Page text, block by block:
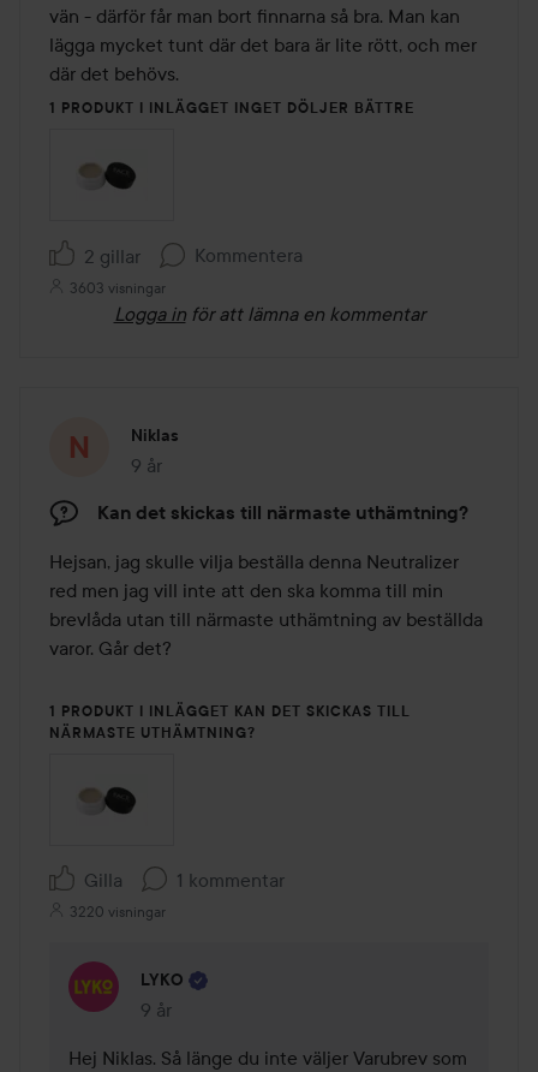
vän - därför får man bort finnarna så bra. Man kan
lägga mycket tunt där det bara är lite rött, och mer
där det behövs.
1 PRODUKT I INLÄGGET INGET DÖLJER BÄTTRE
2 gillar Kommentera
3603 visningar
Logga in för att lämna en kommentar
Niklas
9 år
Inlägget skapades 9 år
Kan det skickas till närmaste uthämtning?
Hejsan, jag skulle vilja beställa denna Neutralizer
red men jag vill inte att den ska komma till min
brevlåda utan till närmaste uthämtning av beställda
varor. Går det?
1 PRODUKT I INLÄGGET KAN DET SKICKAS TILL
NÄRMASTE UTHÄMTNING?
Gilla 1 kommentar
3220 visningar
LYKO
9 år
Kommentaren lades 9 år
Hej Niklas. Så länge du inte väljer Varubrev som